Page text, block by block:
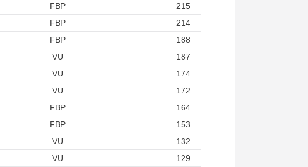
FBP
215
FBP
214
FBP
188
VU
187
VU
174
VU
172
FBP
164
FBP
153
VU
132
VU
129